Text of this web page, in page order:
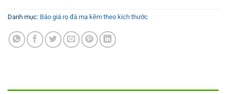
Danh mục: Báo giá rọ đá mạ kẽm theo kích thước